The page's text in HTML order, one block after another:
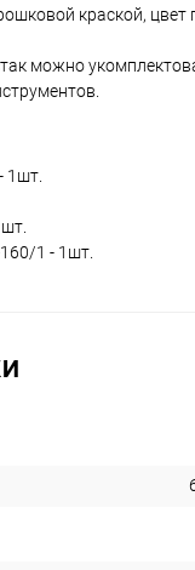
краской,
можно
1шт.
1 - 1шт.